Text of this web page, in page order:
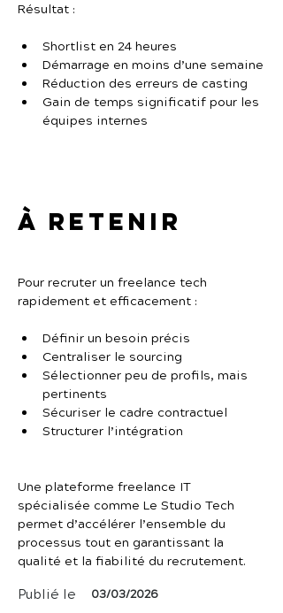
Résultat :
Shortlist en 24 heures
Démarrage en moins d’une semaine
Réduction des erreurs de casting
Gain de temps significatif pour les
équipes internes
À retenir
Pour recruter un freelance tech
rapidement et efficacement :
Définir un besoin précis
Centraliser le sourcing
Sélectionner peu de profils, mais
pertinents
Sécuriser le cadre contractuel
Structurer l’intégration
Une plateforme freelance IT
spécialisée comme Le Studio Tech
permet d’accélérer l’ensemble du
processus tout en garantissant la
qualité et la fiabilité du recrutement.
Publié le 03/03/2026